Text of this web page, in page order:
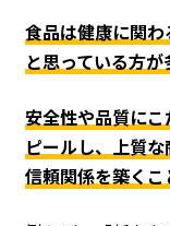
食品は健康に関
と思っている方が
安全性や品質に
ピールし、上質な
信頼関係を築くこ